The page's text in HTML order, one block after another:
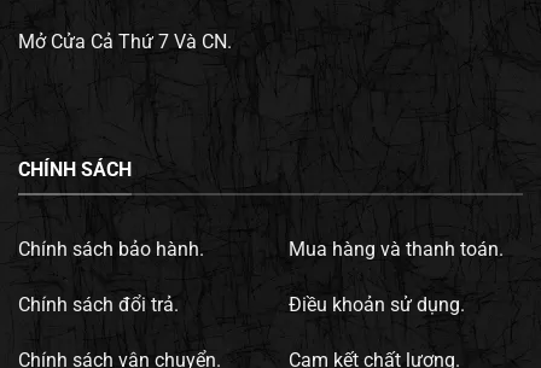
Mở Cửa Cả Thứ 7 Và CN.
CHÍNH SÁCH
Chính sách bảo hành.
Chính sách đổi trả.
Chính sách vận chuyển.
Mua hàng và thanh toán.
Điều khoản sử dụng.
Cam kết chất lượng.